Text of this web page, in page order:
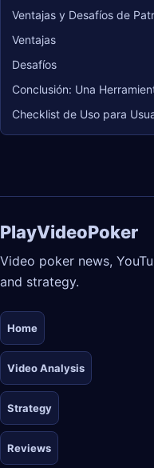
Ventajas y Desafíos de
Ventajas
Desafíos
Conclusión: Una
Checklist de Uso para
PlayVideoPoker
Video poker news,
and strategy.
Home
Video Analysis
Strategy
Reviews